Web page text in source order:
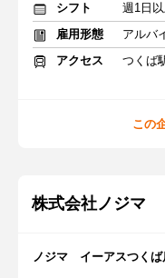
シフト
週1日
雇用形態
アルバ
アクセス
つくば
この
株式会社ノジマ
ノジマ イーアスつくば